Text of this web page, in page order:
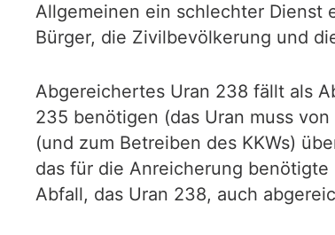
Allgemeinen ein schlechter Dienst
Bürger, die Zivilbevölkerung und
Abgereichertes Uran 238 fällt als
235 benötigen (das Uran muss
(und zum Betreiben des KKWs)
das für die Anreicherung
Abfall, das Uran 238, auch